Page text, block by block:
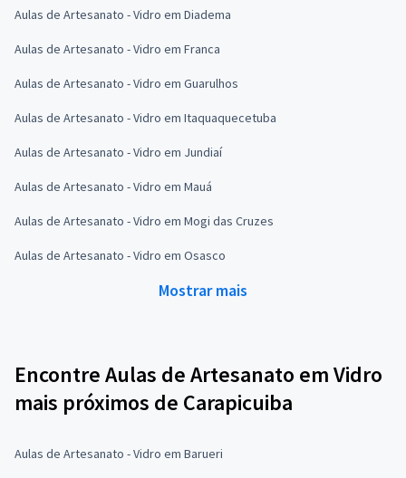
Aulas de Artesanato - Vidro em Diadema
Aulas de Artesanato - Vidro em Franca
Aulas de Artesanato - Vidro em Guarulhos
Aulas de Artesanato - Vidro em Itaquaquecetuba
Aulas de Artesanato - Vidro em Jundiaí
Aulas de Artesanato - Vidro em Mauá
Aulas de Artesanato - Vidro em Mogi das Cruzes
Aulas de Artesanato - Vidro em Osasco
Mostrar mais
Encontre Aulas de Artesanato em Vidro
mais próximos de Carapicuiba
Aulas de Artesanato - Vidro em Barueri